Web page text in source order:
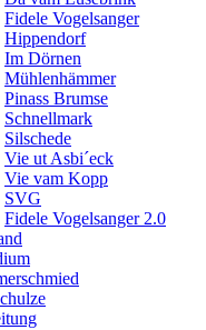
Fidele Vogelsanger
Hippendorf
Im Dörnen
Mühlenhämmer
Pinass Brumse
Schnellmark
Silschede
Vie ut Asbi´eck
Vie vam Kopp
SVG
Fidele Vogelsanger 2.0